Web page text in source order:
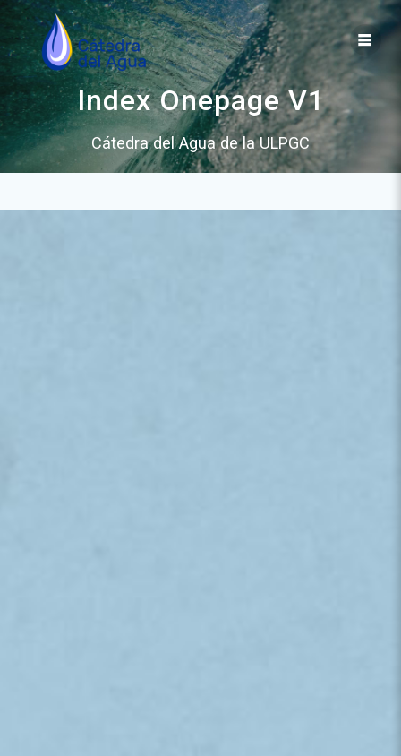
Saltar
al
contenido
Index Onepage V1
Cátedra del Agua de la ULPGC